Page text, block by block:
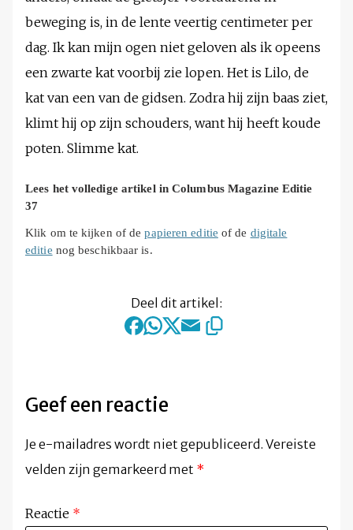
beweging is, in de lente veertig centimeter per
dag. Ik kan mijn ogen niet geloven als ik opeens
een zwarte kat voorbij zie lopen. Het is Lilo, de
kat van een van de gidsen. Zodra hij zijn baas ziet,
klimt hij op zijn schouders, want hij heeft koude
poten. Slimme kat.
Lees het volledige artikel in Columbus Magazine Editie
37
Klik om te kijken of depapieren editie of de digitale
editie nog beschikbaar is.
Deel dit artikel:
Geef een reactie
Je e-mailadres wordt niet gepubliceerd. Vereiste
velden zijn gemarkeerd met *
Reactie *